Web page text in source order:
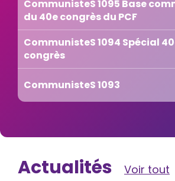
CommunisteS 1095 Base
du 40e congrès du PCF
CommunisteS 1094 Spécial
congrès
CommunisteS 1093
Actualités Voir tout